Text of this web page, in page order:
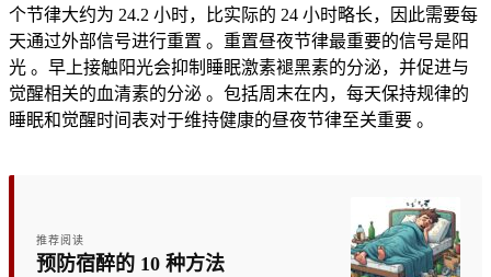
个节律大约为 24.2 小时，比实际的 24 小时略长，因此需要每
天通过外部信号进行重置 。重置昼夜节律最重要的信号是阳
光 。早上接触阳光会抑制睡眠激素褪黑素的分泌，并促进与
觉醒相关的血清素的分泌 。包括周末在内，每天保持规律的
睡眠和觉醒时间表对于维持健康的昼夜节律至关重要 。
推荐阅读
预防宿醉的 10 种方法